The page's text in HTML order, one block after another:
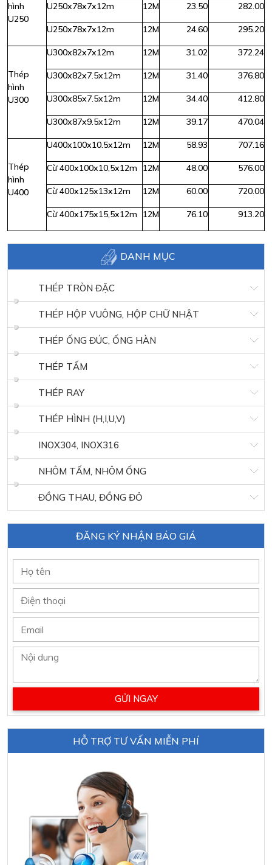
hình
U250
U250x78x7x12m 12M 23.50 282.00
U250x78x7x12m 12M 24.60 295.20
Thép
hình
U300
U300x82x7x12m 12M 31.02 372.24
U300x82x7.5x12m 12M 31.40 376.80
U300x85x7.5x12m 12M 34.40 412.80
U300x87x9.5x12m 12M 39.17 470.04
Thép
hình
U400
U400x100x10.5x12m 12M 58.93 707.16
Cừ 400x100x10,5x12m 12M 48.00 576.00
Cừ 400x125x13x12m 12M 60.00 720.00
Cừ 400x175x15,5x12m 12M 76.10 913.20
DANH MỤC
THÉP TRÒN ĐẶC
THÉP HỘP VUÔNG, HỘP CHỮ NHẬT
THÉP ỐNG ĐÚC, ỐNG HÀN
THÉP TẤM
THÉP RAY
THÉP HÌNH (H,I,U,V)
INOX304, INOX316
NHÔM TẤM, NHÔM ỐNG
ĐỒNG THAU, ĐỒNG ĐỎ
ĐĂNG KÝ NHẬN BÁO GIÁ
HỖ TRỢ TƯ VẤN MIỄN PHÍ